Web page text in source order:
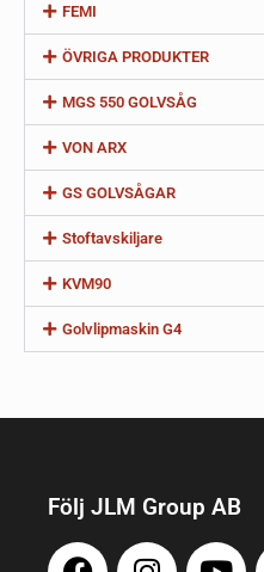
FEMI
ÖVRIGA PRODUKTER
MGS 550 GOLVSÅG
VON ARX
GS GOLVSÅGAR
Stoftavskiljare
KVM90
Golvlipmaskin G4
Följ JLM Group AB